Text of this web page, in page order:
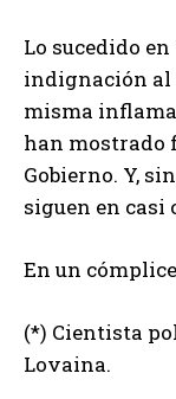
Lo sucedido
indignación al
misma
han mostrado
Gobierno. Y,
siguen en casi
En un
(*) Cientista
Lovaina.